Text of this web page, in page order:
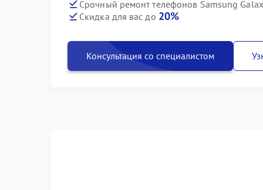
Срочный ремонт телефонов Samsung
Скидка для вас до 20%
Консультация со специалистом